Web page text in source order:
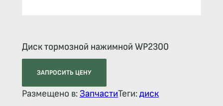
Диск тормозной нажимной WP2300
ЗАПРОСИТЬ ЦЕНУ
Размещено в: ЗапчастиТеги:диск